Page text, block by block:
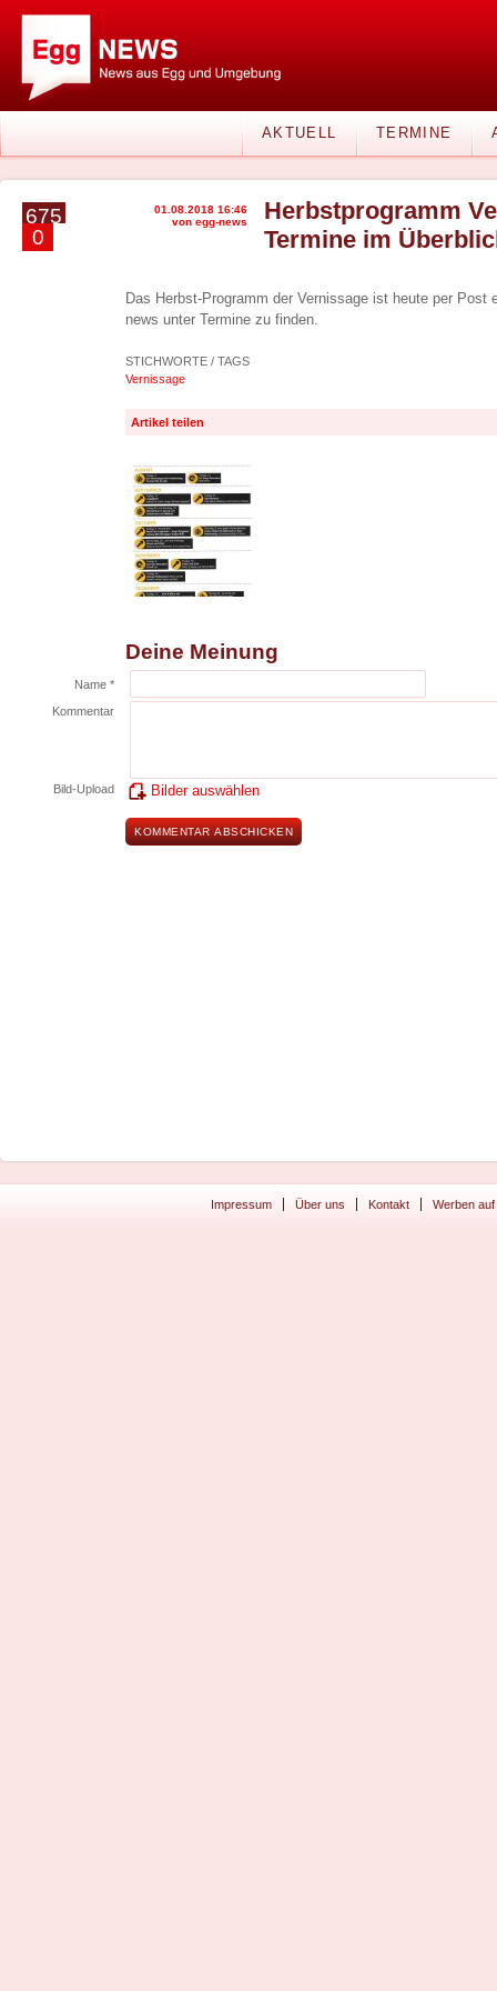
AKTUELL TERMINE
675
0
01.08.2018 16:46
von egg-news
Herbstprogramm
Termine im
Das Herbst-Programm der Vernissage ist heute per Post
news unter Termine zu finden.
STICHWORTE / TAGS
Vernissage
Artikel teilen
Deine Meinung
Name *
Kommentar
Bild-Upload Bilder auswählen
Impressum Über uns Kontakt Werben